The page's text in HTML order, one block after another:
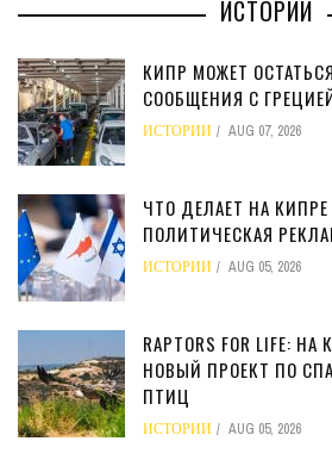
ИСТОРИИ
КИПР МОЖЕТ
СООБЩЕНИЯ С
ИСТОРИИ AUG 07, 2026
ЧТО ДЕЛАЕТ НА
ПОЛИТИЧЕСКАЯ
ИСТОРИИ AUG 05, 2026
RAPTORS FOR LIFE:
НОВЫЙ ПРОЕКТ ПО
ПТИЦ
ИСТОРИИ AUG 05, 2026